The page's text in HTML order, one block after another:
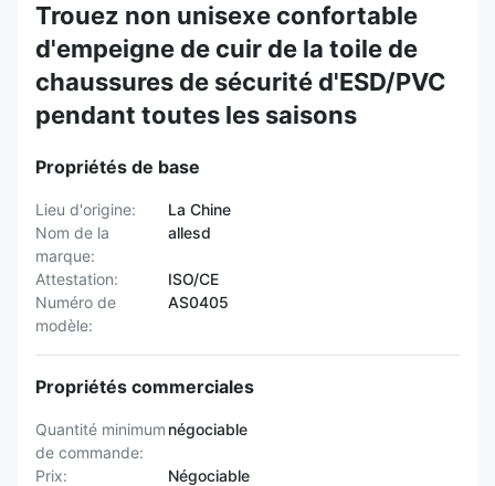
Trouez non unisexe confortable
d'empeigne de cuir de la toile de
chaussures de sécurité d'ESD/PVC
pendant toutes les saisons
Propriétés de base
Lieu d'origine:
La Chine
Nom de la
marque:
allesd
Attestation:
ISO/CE
Numéro de
modèle:
AS0405
Propriétés commerciales
Quantité minimum
de commande:
négociable
Prix:
Négociable